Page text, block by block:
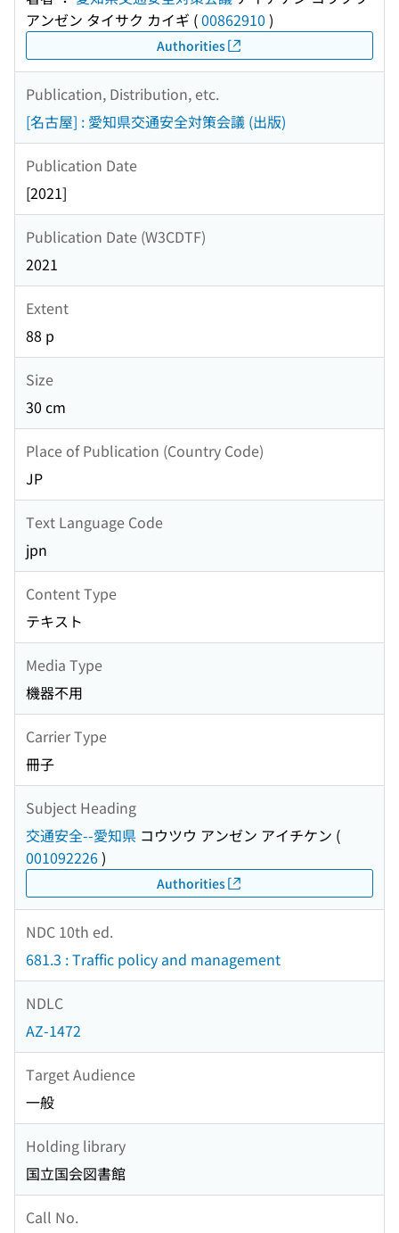
アンゼン タイサク カイギ (00862910 )
Authorities
Publication, Distribution, etc.
[名古屋] : 愛知県交通安全対策会議 (出版)
Publication Date
[2021]
Publication Date (W3CDTF)
2021
Extent
88 p
Size
30 cm
Place of Publication (Country Code)
JP
Text Language Code
jpn
Content Type
テキスト
Media Type
機器不用
Carrier Type
冊子
Subject Heading
交通安全--愛知県 コウツウ アンゼン アイチケン (
001092226)
Authorities
NDC 10th ed.
681.3 : Traffic policy and management
NDLC
AZ-1472
Target Audience
一般
Holding library
国立国会図書館
Call No.